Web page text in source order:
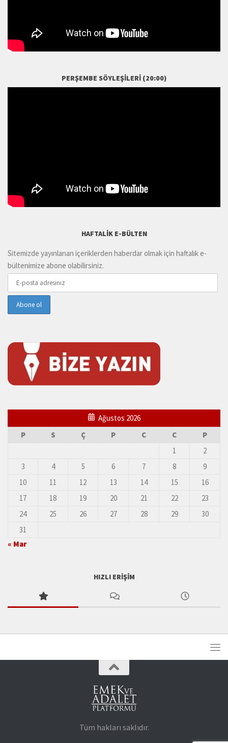
PERŞEMBE SÖYLEŞILERI (20:00)
HAFTALIK E-BÜLTEN
Sitemizde yayınlanan içeriklerden haberdar olmak için haftalık e-
bültenimize abone olabilirsiniz.
Ağustos 2026
P
S Ç P C C
P
1
2
3
4 5 6 7 8
9
10
11 12 13 14 15
16
17
18 19 20 21 22
23
24
25 26 27 28 29
30
31
« Mar
HIZLI ERIŞIM
Tüm hakları saklıdır.